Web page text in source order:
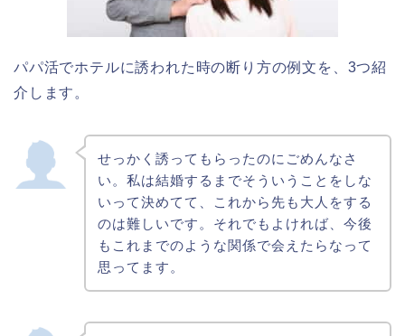
パパ活でホテルに誘われた時の断り方の例文を、3つ紹
介します。
せっかく誘ってもらったのにごめんなさ
い。私は結婚するまでそういうことをしな
いって決めてて、これから先も大人をする
のは難しいです。それでもよければ、今後
もこれまでのような関係で会えたらなって
思ってます。